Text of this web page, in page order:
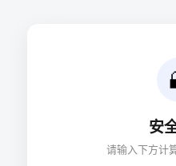
安
请输入下方计